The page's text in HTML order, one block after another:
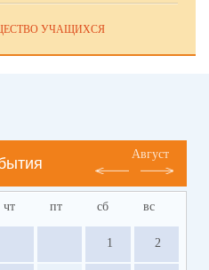
УЧАЩИХСЯ
Август
чт пт сб вс
1 2